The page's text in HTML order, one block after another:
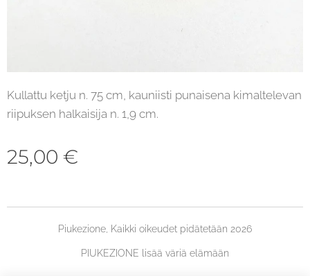
Kullattu ketju n. 75 cm, kauniisti punaisena kimaltelevan
riipuksen halkaisija n. 1,9 cm.
25,00 €
Piukezione, Kaikki oikeudet pidätetään 2026
PIUKEZIONE lisää väriä elämään